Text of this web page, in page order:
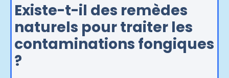
Existe-t-il des remèdes
naturels pour traiter les
contaminations fongiques
?